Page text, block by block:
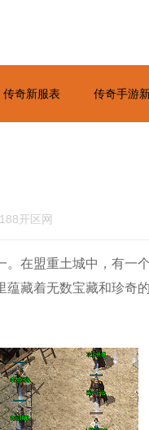
传奇新服表 传奇手游
开区网
在盟重土城中，有一
藏着无数宝藏和珍奇